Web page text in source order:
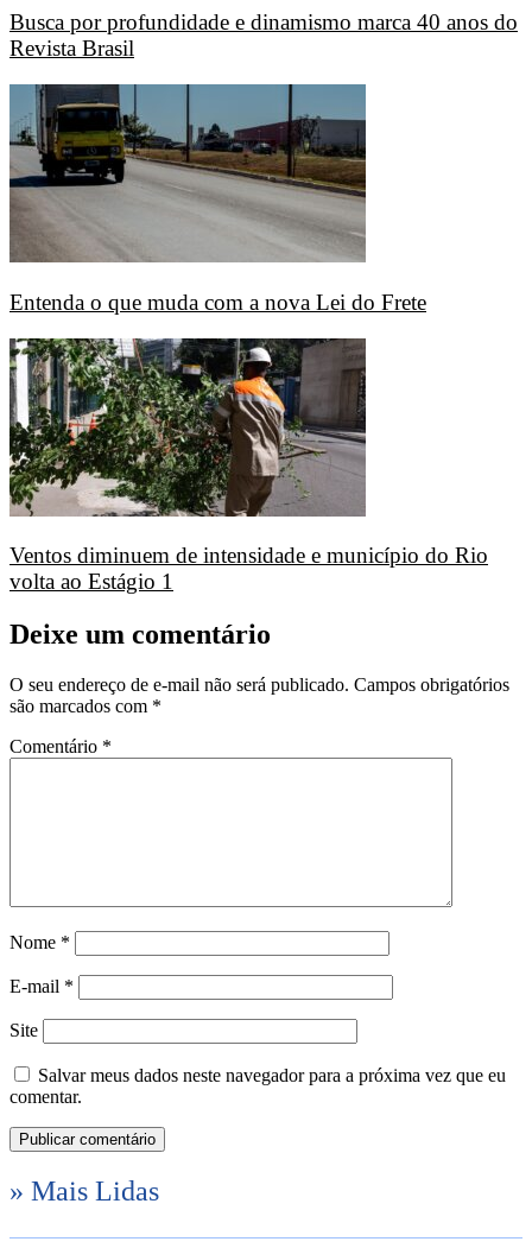
Busca por profundidade e dinamismo marca 40 anos do
Revista Brasil
Entenda o que muda com a nova Lei do Frete
Ventos diminuem de intensidade e município do Rio
volta ao Estágio 1
Deixe um comentário
O seu endereço de e-mail não será publicado. Campos obrigatórios
são marcados com *
Comentário *
Nome *
E-mail *
Site
Salvar meus dados neste navegador para a próxima vez que eu
comentar.
» Mais Lidas